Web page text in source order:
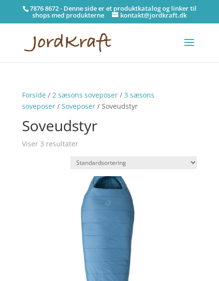
7876 8672 - Denne side er et produktkatalog og linker til
shops med produkterne kontakt@jordkraft.dk
Forside/ 2 sæsons soveposer/ 3 sæsons
soveposer/ Soveposer/ Soveudstyr
Soveudstyr
Viser 3 resultater